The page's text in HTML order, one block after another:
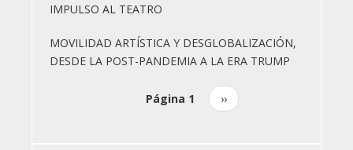
IMPULSO AL TEATRO
MOVILIDAD ARTÍSTICA Y DESGLOBALIZACIÓN,
DESDE LA POST-PANDEMIA A LA ERA TRUMP
Página 1
Siguiente
página
››